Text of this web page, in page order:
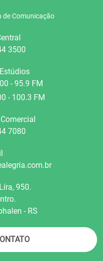
de Comunicação
3500
- 95.9 FM
- 100.3 FM
7080
950.
- RS